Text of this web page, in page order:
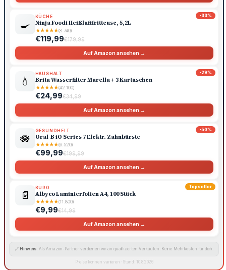
-33%
🍳
KÜCHE
Ninja Foodi Heißluftfritteuse, 5,2L
★★★★★(8.740)
€119,99€179,99
Auf Amazon ansehen →
-29%
💧
HAUSHALT
Brita Wasserfilter Marella + 3 Kartuschen
★★★★★(42.100)
€24,99€34,99
Auf Amazon ansehen →
-50%
🪷
GESUNDHEIT
Oral-B iO Series 7 Elektr. Zahnbürste
★★★★★(6.520)
€99,99€199,99
Auf Amazon ansehen →
Topseller
📄
BÜRO
Albyco Laminierfolien A4, 100 Stück
★★★★★(11.800)
€9,99€14,99
Auf Amazon ansehen →
🔗 Hinweis: Als Amazon-Partner verdienen wir an qualifizierten Verkäufen. Keine Mehrkosten für dich.
Preise können variieren · Stand: 10.8.2026